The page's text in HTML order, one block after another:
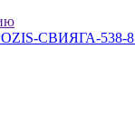
СВИЯГА-538-